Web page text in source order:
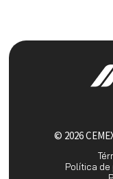
© 2026
Política de